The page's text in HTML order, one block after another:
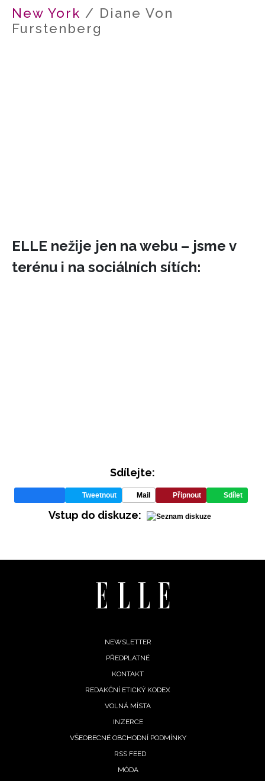
HOME
REDAKCE
New York / Diane Von
Furstenberg
ELLE nežije jen na webu – jsme v
terénu i na sociálních sítích:
Sdílejte:
Tweetnout Mail Připnout Sdílet
Vstup do diskuze:
NEWSLETTER
PŘEDPLATNÉ
KONTAKT
REDAKČNÍ ETICKÝ KODEX
VOLNÁ MÍSTA
INZERCE
VŠEOBECNÉ OBCHODNÍ PODMÍNKY
RSS FEED
MÓDA